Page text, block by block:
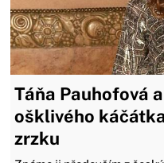
Táňa Pauhofová
ošklivého
zrzku